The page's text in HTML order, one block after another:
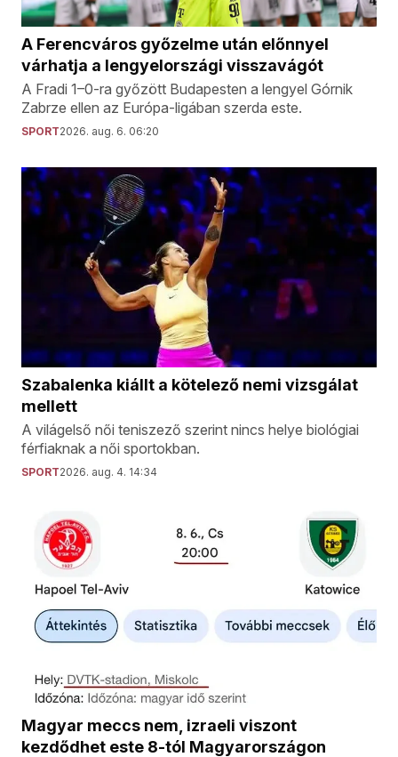
A Ferencváros győzelme után előnnyel
várhatja a lengyelországi visszavágót
A Fradi 1–0-ra győzött Budapesten a lengyel Górnik
Zabrze ellen az Európa-ligában szerda este.
SPORT2026. aug. 6. 06:20
Szabalenka kiállt a kötelező nemi vizsgálat
mellett
A világelső női teniszező szerint nincs helye biológiai
férfiaknak a női sportokban.
SPORT2026. aug. 4. 14:34
Magyar meccs nem, izraeli viszont
kezdődhet este 8-tól Magyarországon